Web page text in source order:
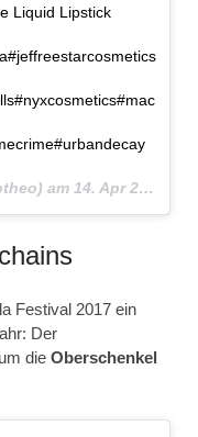
Liquid Lipstick
am 14. Apr 2017 um 10:39 Uhr
Festival 2017 ein
Der
die Oberschenkel